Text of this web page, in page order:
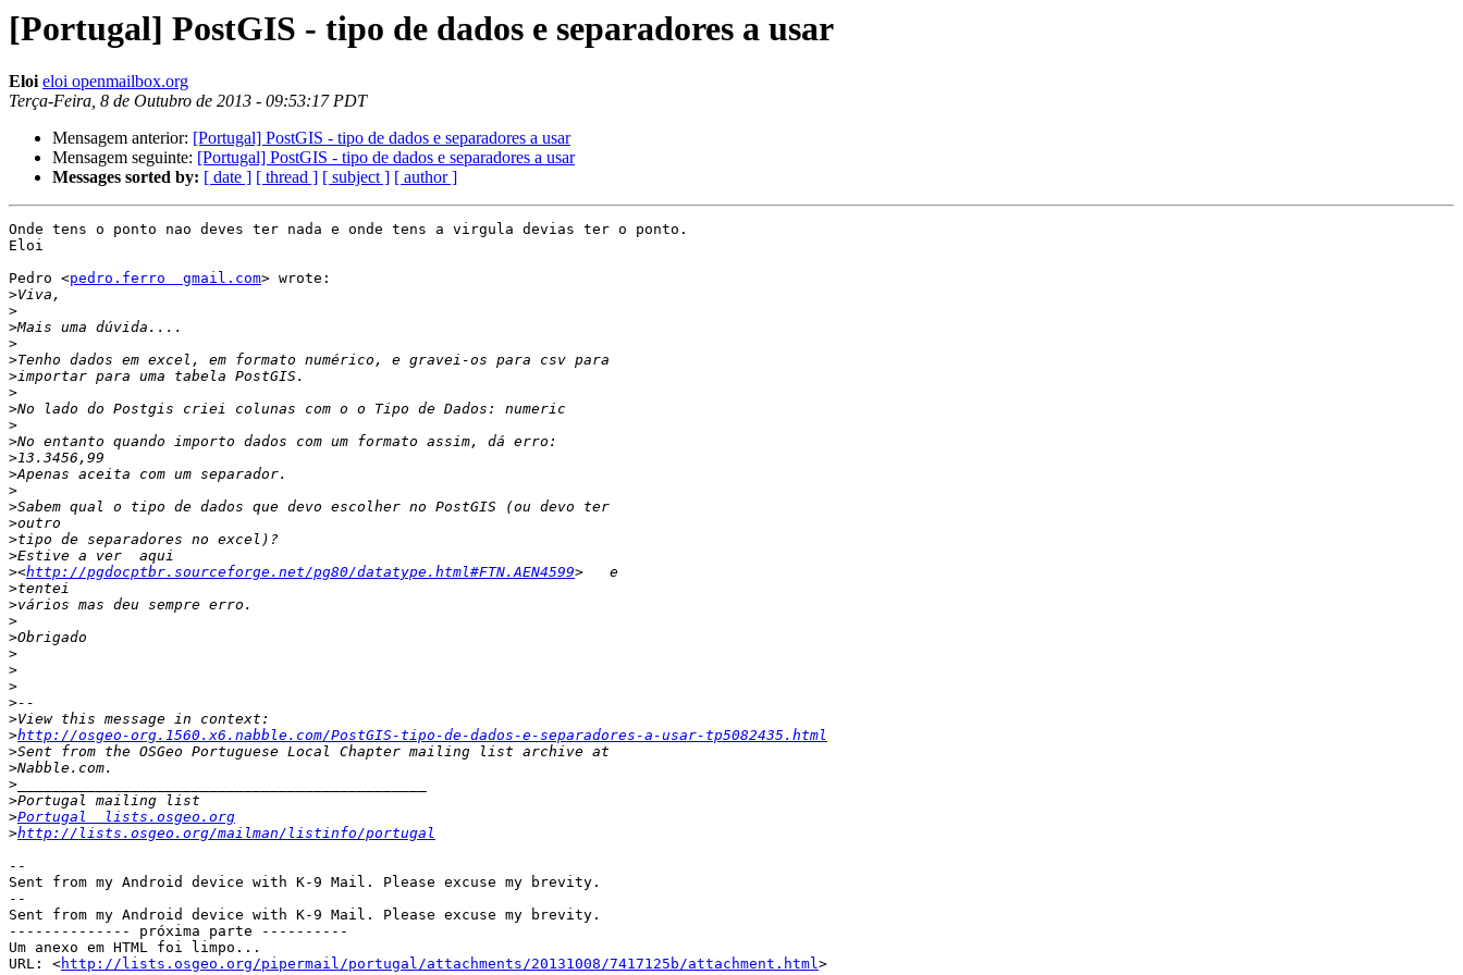
[Portugal] PostGIS - tipo de dados e separadores a usar
Eloi eloi openmailbox.org
Terça-Feira, 8 de Outubro de 2013 - 09:53:17 PDT
Mensagem anterior: [Portugal] PostGIS - tipo de dados e separadores a usar
Mensagem seguinte: [Portugal] PostGIS - tipo de dados e separadores a usar
Messages sorted by: [ date ] [ thread ] [ subject ] [ author ]
Onde tens o ponto nao deves ter nada e onde tens a virgula devias ter o ponto.
Eloi
Pedro <pedro.ferro  gmail.com> wrote:
>
>
>
>
>
>
>
>
>
>
>
>
>
>
>
>
>
><http://pgdocptbr.sourceforge.net/pg80/datatype.html#FTN.AEN4599
>
>
>
>
>
>
>
>
>
>http://osgeo-org.1560.x6.nabble.com/PostGIS-tipo-de-dados-e-separadores-a-usar-tp5082435.html
>
>
>
>
>Portugal  lists.osgeo.org
>http://lists.osgeo.org/mailman/listinfo/portugal
--
Sent from my Android device with K-9 Mail. Please excuse my brevity.
--
Sent from my Android device with K-9 Mail. Please excuse my brevity.
-------------- próxima parte ----------
Um anexo em HTML foi limpo...
URL: <http://lists.osgeo.org/pipermail/portugal/attachments/20131008/7417125b/attachment.html